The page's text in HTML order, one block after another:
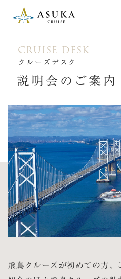
CRUISE DESK
クルーズデスク
説明会のご案内
飛鳥クルーズが初めての方、